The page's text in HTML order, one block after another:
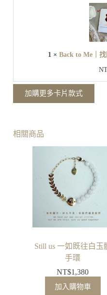
t
1× Back to Me｜
加購更多卡片款式
相關商品
Still us 一如既往白玉
手環
NT$1,380
加入購物車